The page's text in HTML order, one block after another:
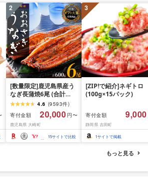
2
[数量限定]鹿児島県産う
なぎ長蒲焼6尾 (合計
600g以上)4.6 (9593件)
寄付金額
20,000 円〜
鹿児島県 大崎町
15サイトで比較
3
[ZIP!で紹介]ネギトロ
(100g×15パック)
寄付金額 9,000
静岡県 吉田町
1サイトで掲載
もっと見る